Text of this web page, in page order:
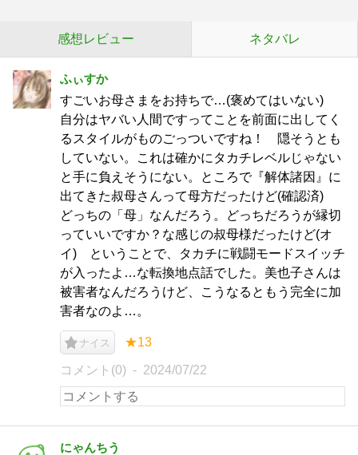
感想レビュー ネタバレ
ふぃすか
すごいお母さまをお持ちで…(褒めてはいない)
自分はヤバい人間ですってことを前面に出してく
るスタイルがものごっついですね！ 隠そうとも
していない。これは確かにタカチレベルじゃない
と手に負えそうにない。ところで『解体諸因』に
出てきた叔母さんって母方だったけど(確認済)
どっちの「母」なんだろう。どっちだろうが縁切
っていいですか？な感じの叔母様だったけど(オ
イ) ということで、タカチに戦闘モードスイッチ
が入ったよ…な転換地点話でした。美也子さんは
被害者なんだろうけど、こうなるともう完全に加
害者なのよ…。
ナイス ★13
コメント(0) 2024/07/22
にゃんちう